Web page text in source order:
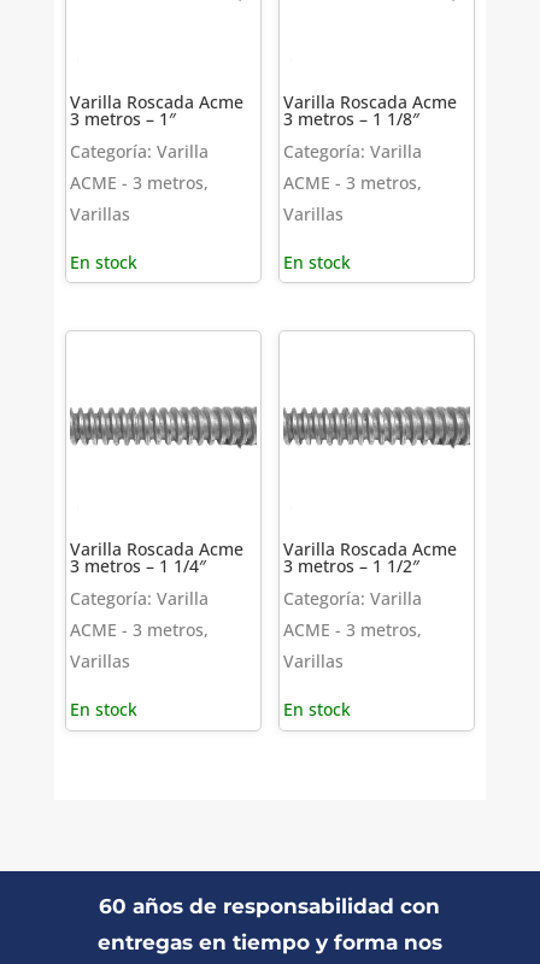
Varilla Roscada Acme
3 metros – 1″
Categoría: Varilla
ACME - 3 metros,
Varillas
En stock
Varilla Roscada Acme
3 metros – 1 1/8″
Categoría: Varilla
ACME - 3 metros,
Varillas
En stock
Varilla Roscada Acme
3 metros – 1 1/4″
Categoría: Varilla
ACME - 3 metros,
Varillas
En stock
Varilla Roscada Acme
3 metros – 1 1/2″
Categoría: Varilla
ACME - 3 metros,
Varillas
En stock
60 años de responsabilidad con
entregas en tiempo y forma nos